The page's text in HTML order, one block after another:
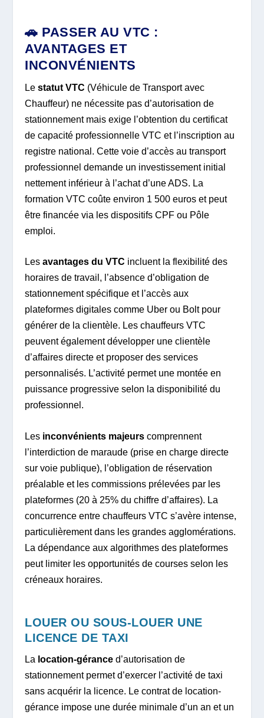
🚗 PASSER AU VTC :
AVANTAGES ET
INCONVÉNIENTS
Lestatut VTC (Véhicule de Transport avec
Chauffeur) ne nécessite pas d’autorisation de
stationnement mais exige l’obtention du certificat
de capacité professionnelle VTC et l’inscription au
registre national. Cette voie d’accès au transport
professionnel demande un investissement initial
nettement inférieur à l’achat d’une ADS. La
formation VTC coûte environ 1 500 euros et peut
être financée via les dispositifs CPF ou Pôle
emploi.
Lesavantages du VTC incluent la flexibilité des
horaires de travail, l’absence d’obligation de
stationnement spécifique et l’accès aux
plateformes digitales comme Uber ou Bolt pour
générer de la clientèle. Les chauffeurs VTC
peuvent également développer une clientèle
d’affaires directe et proposer des services
personnalisés. L’activité permet une montée en
puissance progressive selon la disponibilité du
professionnel.
Les inconvénients majeurs comprennent
l’interdiction de maraude (prise en charge directe
sur voie publique), l’obligation de réservation
préalable et les commissions prélevées par les
plateformes (20 à 25% du chiffre d’affaires). La
concurrence entre chauffeurs VTC s’avère intense,
particulièrement dans les grandes agglomérations.
La dépendance aux algorithmes des plateformes
peut limiter les opportunités de courses selon les
créneaux horaires.
LOUER OU SOUS-LOUER UNE
LICENCE DE TAXI
La location-gérance d’autorisation de
stationnement permet d’exercer l’activité de taxi
sans acquérir la licence. Le contrat de location-
gérance impose une durée minimale d’un an et un